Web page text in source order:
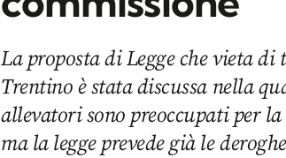
La proposta di Legge che vieta di
Trentino è stata discussa nella
allevatori sono preoccupati per
ma la legge prevede già le